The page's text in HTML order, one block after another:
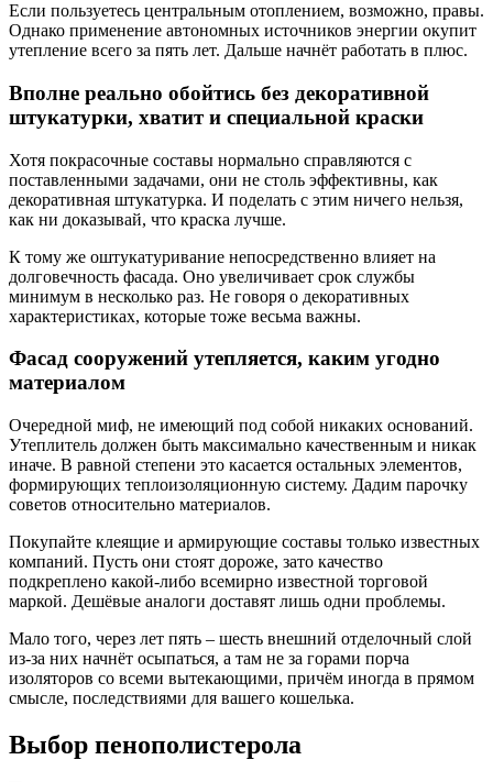
Если пользуетесь центральным отоплением, возможно, правы.
Однако применение автономных источников энергии окупит
утепление всего за пять лет. Дальше начнёт работать в плюс.
Вполне реально обойтись без декоративной
штукатурки, хватит и специальной краски
Хотя покрасочные составы нормально справляются с
поставленными задачами, они не столь эффективны, как
декоративная штукатурка. И поделать с этим ничего нельзя,
как ни доказывай, что краска лучше.
К тому же оштукатуривание непосредственно влияет на
долговечность фасада. Оно увеличивает срок службы
минимум в несколько раз. Не говоря о декоративных
характеристиках, которые тоже весьма важны.
Фасад сооружений утепляется, каким угодно
материалом
Очередной миф, не имеющий под собой никаких оснований.
Утеплитель должен быть максимально качественным и никак
иначе. В равной степени это касается остальных элементов,
формирующих теплоизоляционную систему. Дадим парочку
советов относительно материалов.
Покупайте клеящие и армирующие составы только известных
компаний. Пусть они стоят дороже, зато качество
подкреплено какой-либо всемирно известной торговой
маркой. Дешёвые аналоги доставят лишь одни проблемы.
Мало того, через лет пять – шесть внешний отделочный слой
из-за них начнёт осыпаться, а там не за горами порча
изоляторов со всеми вытекающими, причём иногда в прямом
смысле, последствиями для вашего кошелька.
Выбор пенополистерола